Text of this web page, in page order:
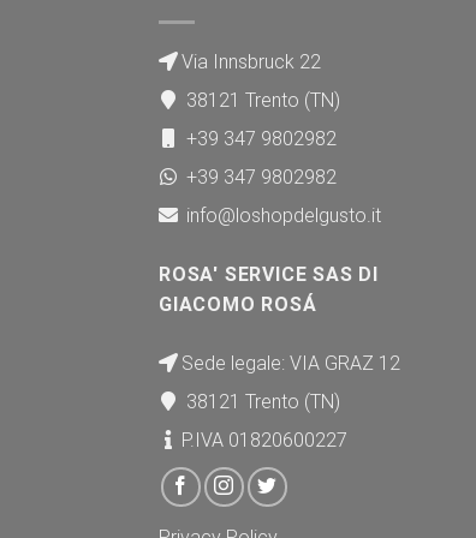
Via Innsbruck 22
38121 Trento (TN)
+39 347 9802982
+39 347 9802982
info@loshopdelgusto.it
ROSA' SERVICE SAS DI
GIACOMO ROSÁ
Sede legale: VIA GRAZ 12
38121 Trento (TN)
P.IVA 01820600227